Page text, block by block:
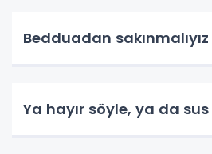
Bedduadan sakınmalıyız
Ya hayır söyle, ya da sus